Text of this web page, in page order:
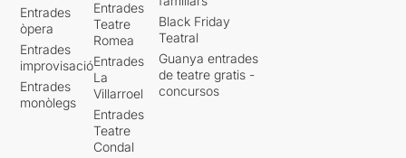
Entrades
òpera
Entrades
improvisació
Entrades
monòlegs
Entrades
Teatre
Romea
Entrades
La
Villarroel
Entrades
Teatre
Condal
Black Friday
Teatral
Guanya entrades
de teatre gratis -
concursos